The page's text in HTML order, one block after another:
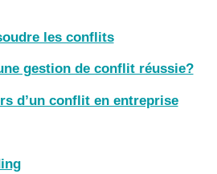
les conflits
gestion de conflit réussie?
d’un conflit en entreprise